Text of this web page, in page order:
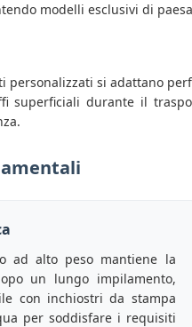
modelli esclusivi di
personalizzati si adattano
superficiali durante il
ad alto peso mantiene la
un lungo impilamento,
con inchiostri da stampa
per soddisfare i requisiti